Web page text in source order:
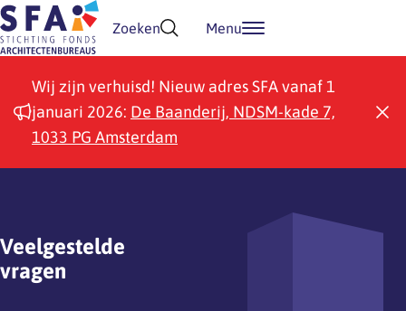
Doorgaan naar inhoud
Zoeken Menu
Wij zijn verhuisd! Nieuw adres SFA vanaf 1
januari 2026: De Baanderij, NDSM-kade 7,
1033 PG Amsterdam
Veelgestelde
vragen